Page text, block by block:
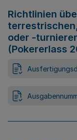
Richtlinien
oder -
(Pokererlass